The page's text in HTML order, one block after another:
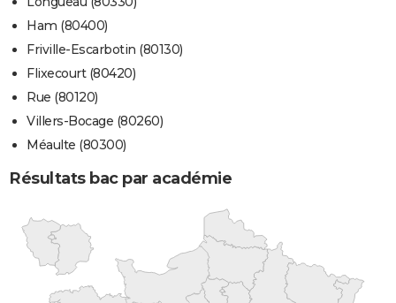
Ham (80400)
Friville-Escarbotin (80130)
Flixecourt (80420)
Rue (80120)
Villers-Bocage (80260)
Méaulte (80300)
Résultats bac par académie